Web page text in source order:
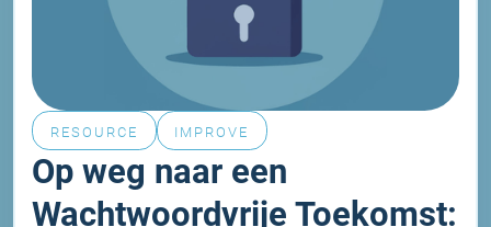
RESOURCE IMPROVE
Op weg naar een
Wachtwoordvrije Toekomst: